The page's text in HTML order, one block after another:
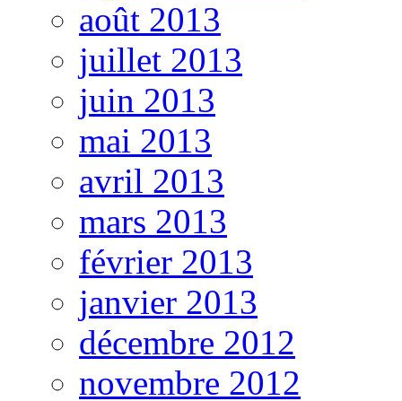
août 2013
juillet 2013
juin 2013
mai 2013
avril 2013
mars 2013
février 2013
janvier 2013
décembre 2012
novembre 2012